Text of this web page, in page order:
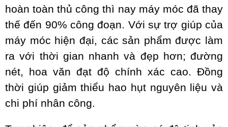
hoàn toàn thủ công thì nay máy móc đã thay
thế đến 90% công đoạn. Với sự trợ giúp của
máy móc hiện đại, các sản phẩm được làm
ra với thời gian nhanh và đẹp hơn; đường
nét, hoa văn đạt độ chính xác cao. Đồng
thời giúp giảm thiểu hao hụt nguyên liệu và
chi phí nhân công.